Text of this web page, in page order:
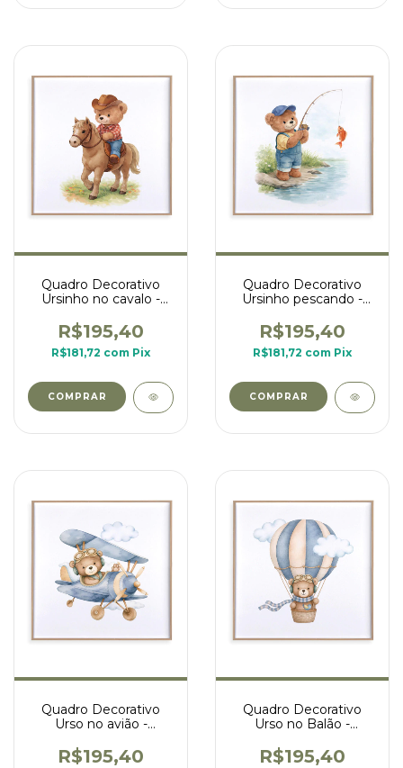
Quadro Decorativo
Ursinho no cavalo -
fazenda
R$195,40
R$181,72 com Pix
COMPRAR
Quadro Decorativo
Ursinho pescando -
fazenda
R$195,40
R$181,72 com Pix
COMPRAR
Quadro Decorativo
Urso no avião -
R$195,40
Quadro Decorativo
Urso no Balão -
R$195,40